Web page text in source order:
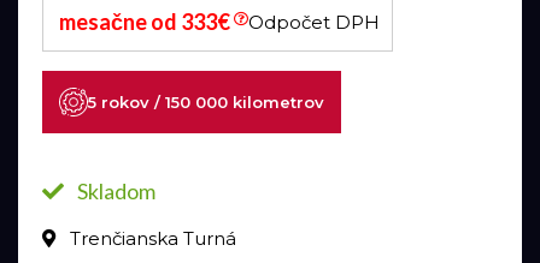
mesačne od 333€ Odpočet DPH
5 rokov / 150 000 kilometrov
Skladom
Trenčianska Turná